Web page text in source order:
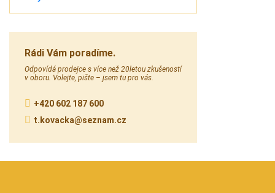
Rádi Vám poradíme.
Odpovídá prodejce s více než 20letou zkušeností
v oboru. Volejte, pište – jsem tu pro vás.
+420 602 187 600
t.kovacka@seznam.cz